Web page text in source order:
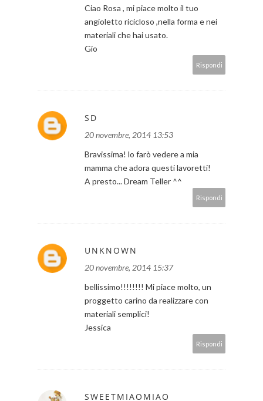
Ciao Rosa , mi piace molto il tuo
angioletto ricicloso ,nella forma e nei
materiali che hai usato.
Gio
Rispondi
SD
20 novembre, 2014 13:53
Bravissima! lo farò vedere a mia
mamma che adora questi lavoretti!
A presto... Dream Teller ^^
Rispondi
UNKNOWN
20 novembre, 2014 15:37
bellissimo!!!!!!!! Mi piace molto, un
proggetto carino da realizzare con
materiali semplici!
Jessica
Rispondi
SWEETMIAOMIAO